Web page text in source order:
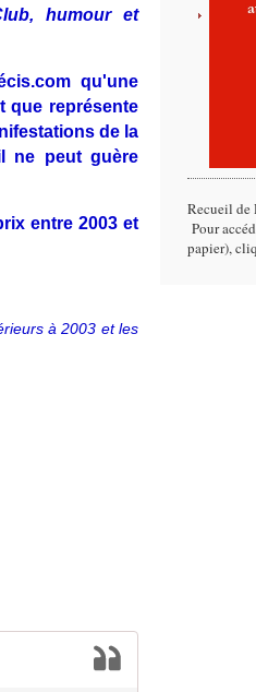
humour et
qu'une
que représente
de la
ne peut guère
entre 2003 et
à 2003 et les
Recueil de
Pour
papier),